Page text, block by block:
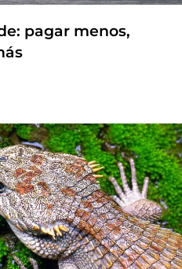
pagar menos,